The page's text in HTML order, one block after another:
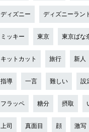
ディズニー ディズニーラン
ミッキー 東京 東京ばな
キットカット 旅行 新人
指導 一言 難しい 設
フラッペ 糖分 摂取
上司 真面目 顔 激写